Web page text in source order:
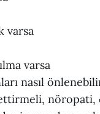
varsa
varsa
nasıl
nöropati,